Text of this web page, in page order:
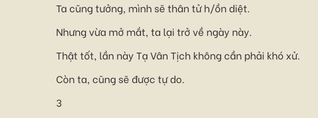
Ta cũng tưởng, mình sẽ thân tử h/ồn diệt.
Nhưng vừa mở mắt, ta lại trở về ngày này.
Thật tốt, lần này Tạ Vân Tịch không cần phải khó xử.
Còn ta, cũng sẽ được tự do.
3